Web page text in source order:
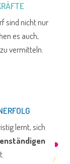
sind nicht nur
es auch,
vermitteln.
lernt, sich